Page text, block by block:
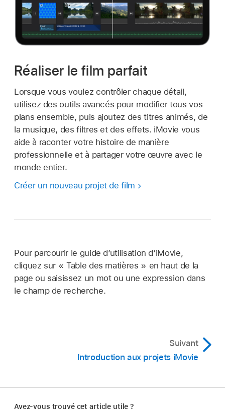
Réaliser le film parfait
Lorsque vous voulez contrôler chaque détail,
utilisez des outils avancés pour modifier tous vos
plans ensemble, puis ajoutez des titres animés, de
la musique, des filtres et des effets. iMovie vous
aide à raconter votre histoire de manière
professionnelle et à partager votre œuvre avec le
monde entier.
Créer un nouveau projet de film
Pour parcourir le guide d’utilisation d’iMovie,
cliquez sur « Table des matières » en haut de la
page ou saisissez un mot ou une expression dans
le champ de recherche.
Suivant
Introduction aux projets iMovie
Avez-vous trouvé cet article utile ?